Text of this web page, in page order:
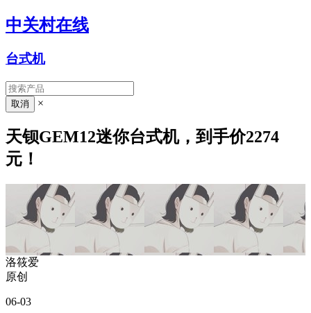
中关村在线
台式机
×
天钡GEM12迷你台式机，到手价2274
元！
洛筱爱
原创
06-03